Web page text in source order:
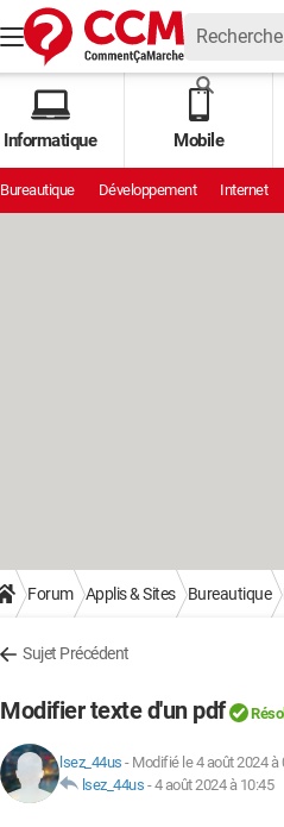
Informatique Mobile
Bureautique Développement Internet
Forum Applis & Sites Bureautique
Sujet Précédent
Modifier texte d'un pdf
lsez_44us - Modifié le 4 août 2024 à
lsez_44us -4 août 2024 à 10:45